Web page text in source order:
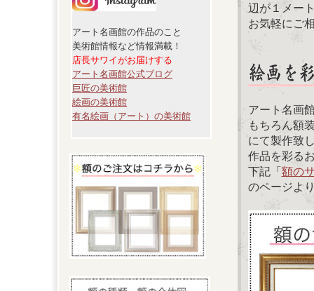
アート名画館の作品のこと
美術館情報など情報満載！
店長サワイがお届けする
アート名画館公式ブログ
巨匠の美術館
絵画の美術館
有名絵画（アート）の美術館
辺が１メー
お気軽にご
アート名画
もちろん額
にて製作致
作品を彩る
下記「額の
のページよ